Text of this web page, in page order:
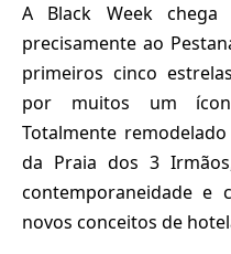
A Black Week
precisamente ao
primeiros cinco
por muitos um
Totalmente
da Praia dos 3
contemporaneidade
novos conceitos de